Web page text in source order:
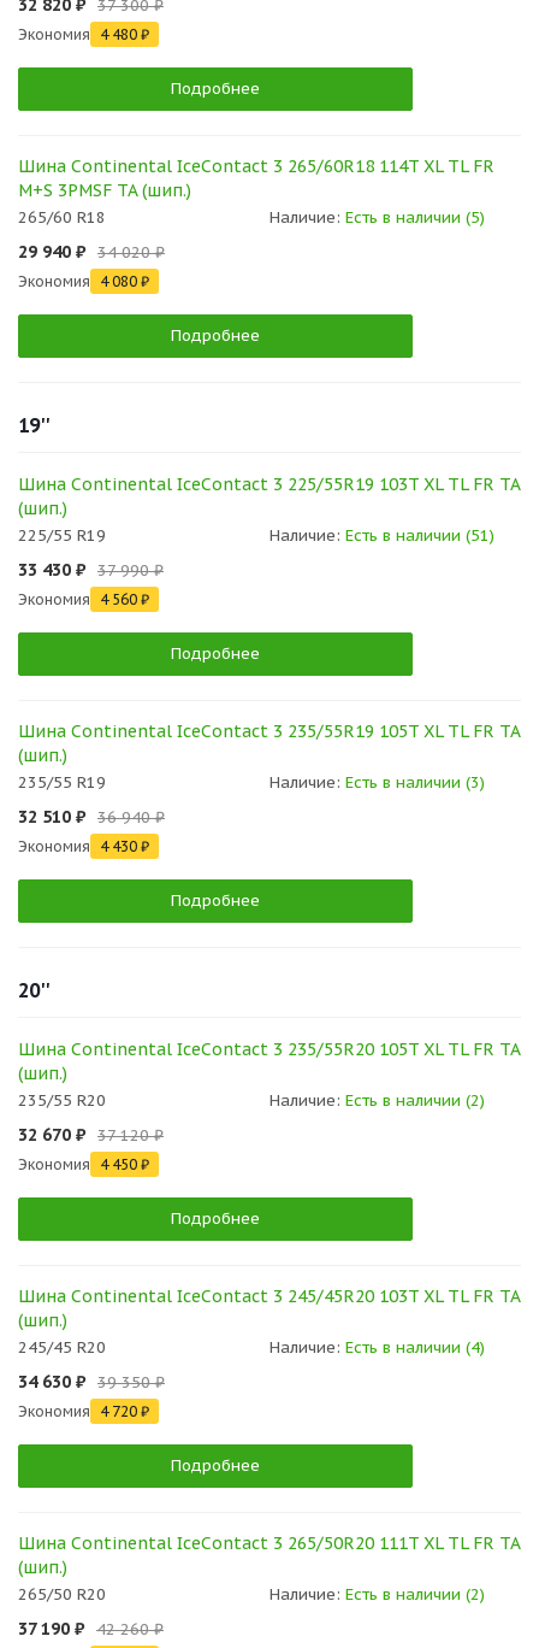
37 300 ₽
Экономия 4 480 ₽
Подробнее
Шина Continental IceContact 3 265/60R18 114T XL TL FR
M+S 3PMSF TA (шип.)
265/60 R18 Наличие: Есть в наличии (5)
29 940 ₽ 34 020 ₽
Экономия 4 080 ₽
Подробнее
19''
Шина Continental IceContact 3 225/55R19 103T XL TL FR TA
(шип.)
225/55 R19 Наличие: Есть в наличии (51)
33 430 ₽ 37 990 ₽
Экономия 4 560 ₽
Подробнее
Шина Continental IceContact 3 235/55R19 105T XL TL FR TA
(шип.)
235/55 R19 Наличие: Есть в наличии (3)
32 510 ₽ 36 940 ₽
Экономия 4 430 ₽
Подробнее
20''
Шина Continental IceContact 3 235/55R20 105T XL TL FR TA
(шип.)
235/55 R20 Наличие: Есть в наличии (2)
32 670 ₽ 37 120 ₽
Экономия 4 450 ₽
Подробнее
Шина Continental IceContact 3 245/45R20 103T XL TL FR TA
(шип.)
245/45 R20 Наличие: Есть в наличии (4)
34 630 ₽ 39 350 ₽
Экономия 4 720 ₽
Подробнее
Шина Continental IceContact 3 265/50R20 111T XL TL FR TA
(шип.)
265/50 R20 Наличие: Есть в наличии (2)
37 190 ₽ 42 260 ₽